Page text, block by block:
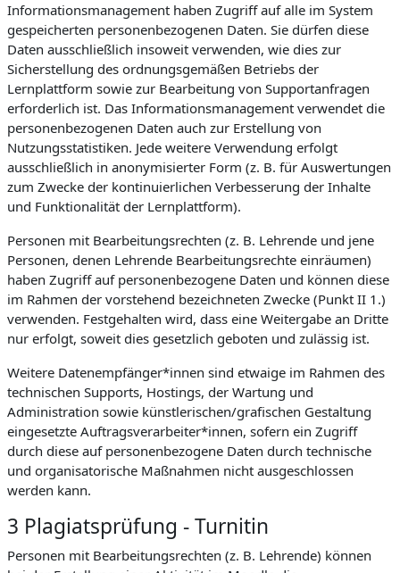
Informationsmanagement haben Zugriff auf alle im System
gespeicherten personenbezogenen Daten. Sie dürfen diese
Daten ausschließlich insoweit verwenden, wie dies zur
Sicherstellung des ordnungsgemäßen Betriebs der
Lernplattform sowie zur Bearbeitung von Supportanfragen
erforderlich ist. Das Informationsmanagement verwendet die
personenbezogenen Daten auch zur Erstellung von
Nutzungsstatistiken. Jede weitere Verwendung erfolgt
ausschließlich in anonymisierter Form (z. B. für Auswertungen
zum Zwecke der kontinuierlichen Verbesserung der Inhalte
und Funktionalität der Lernplattform).
Personen mit Bearbeitungsrechten (z. B. Lehrende und jene
Personen, denen Lehrende Bearbeitungsrechte einräumen)
haben Zugriff auf personenbezogene Daten und können diese
im Rahmen der vorstehend bezeichneten Zwecke (Punkt II 1.)
verwenden. Festgehalten wird, dass eine Weitergabe an Dritte
nur erfolgt, soweit dies gesetzlich geboten und zulässig ist.
Weitere Datenempfänger*innen sind etwaige im Rahmen des
technischen Supports, Hostings, der Wartung und
Administration sowie künstlerischen/grafischen Gestaltung
eingesetzte Auftragsverarbeiter*innen, sofern ein Zugriff
durch diese auf personenbezogene Daten durch technische
und organisatorische Maßnahmen nicht ausgeschlossen
werden kann.
3 Plagiatsprüfung - Turnitin
Personen mit Bearbeitungsrechten (z. B. Lehrende) können